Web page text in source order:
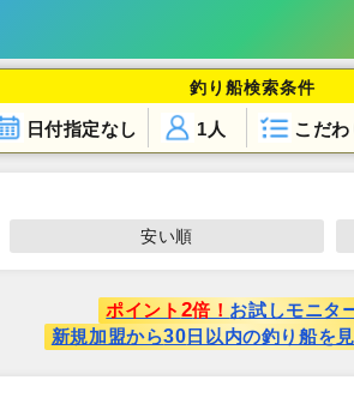
釣り船検索条件
日付指定なし こだわ
1人
安い順
ポイント 2倍！ お試しモニタ
新規加盟から30 日以内の釣り船を